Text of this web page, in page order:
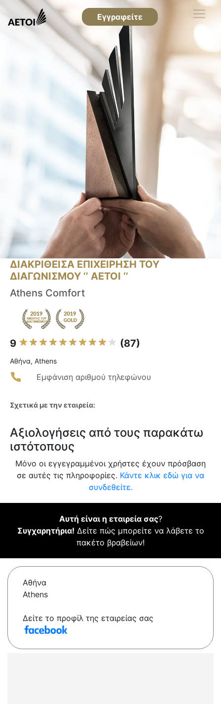
Εγγραφείτε
ΔΙΑΚΡΙΘΕΙΣΑ ΕΠΙΧΕΙΡΗΣΗ ΤΟΥ
ΔΙΑΓΩΝΙΣΜΟΥ ‘’ ΑΕΤΟΙ ‘’
Athens Comfort
9 (87)
Αθήνα, Athens
Εμφάνιση αριθμού τηλεφώνου
Σχετικά με την εταιρεία:
Αξιολογήσεις από τους παρακάτω
ιστότοπους
Μόνο οι εγγεγραμμένοι χρήστες έχουν πρόσβαση
σε αυτές τις πληροφορίες. Κάντε κλικ εδώ για να
συνδεθείτε.
Αυτή είναι η εταιρεία σας?
Συγχαρητήρια! Δείτε πώς μπορείτε να λάβετε το
πακέτο βραβείων!
Αθήνα
Athens
Δείτε το προφίλ της εταιρείας σας